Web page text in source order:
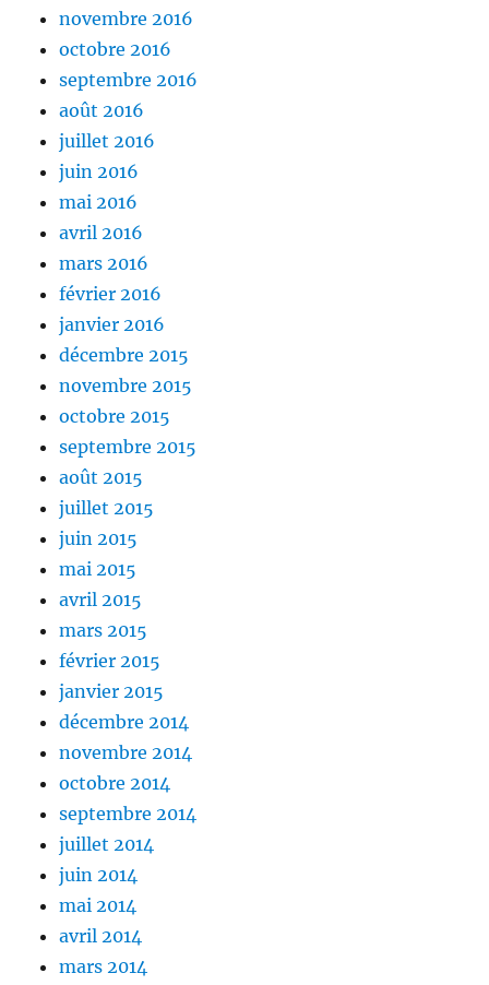
novembre 2016
octobre 2016
septembre 2016
août 2016
juillet 2016
juin 2016
mai 2016
avril 2016
mars 2016
février 2016
janvier 2016
décembre 2015
novembre 2015
octobre 2015
septembre 2015
août 2015
juillet 2015
juin 2015
mai 2015
avril 2015
mars 2015
février 2015
janvier 2015
décembre 2014
novembre 2014
octobre 2014
septembre 2014
juillet 2014
juin 2014
mai 2014
avril 2014
mars 2014